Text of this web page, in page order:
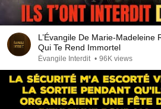
L’Évangile De Marie-Madeleine
Qui Te Rend Immortel
Évangile Interdit • 96K views